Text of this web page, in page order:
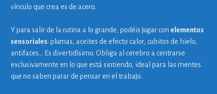
vínculo que crea es de acero.
Y para salir de la rutina a lo grande, podéis jugar conelementos
sensoriales: plumas, aceites de efecto calor, cubitos de hielo,
antifaces… Es divertidísimo. Obliga al cerebro a centrarse
exclusivamente en lo que está sintiendo, ideal para las mentes
que no saben parar de pensar en el trabajo.